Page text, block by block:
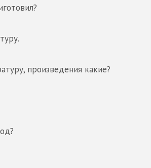
произведения какие?